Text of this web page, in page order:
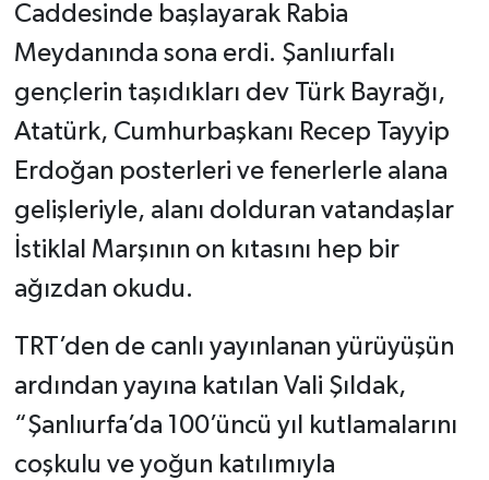
Caddesinde başlayarak Rabia
Meydanında sona erdi. Şanlıurfalı
gençlerin taşıdıkları dev Türk Bayrağı,
Atatürk, Cumhurbaşkanı Recep Tayyip
Erdoğan posterleri ve fenerlerle alana
gelişleriyle, alanı dolduran vatandaşlar
İstiklal Marşının on kıtasını hep bir
ağızdan okudu.
TRT’den de canlı yayınlanan yürüyüşün
ardından yayına katılan Vali Şıldak,
“Şanlıurfa’da 100’üncü yıl kutlamalarını
coşkulu ve yoğun katılımıyla